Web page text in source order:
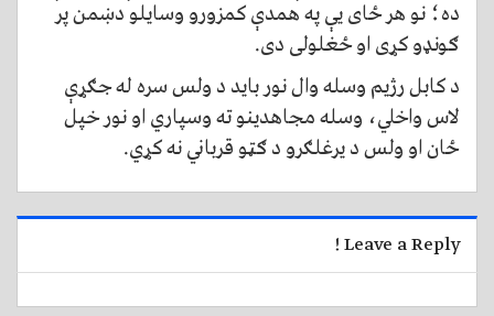
ده؛ نو هر ځای یې په همدې کمزورو وسایلو دښمن پر
ګونډو کړی او ځغلولی دی.
د کابل رژیم وسله وال نور باید د ولس سره له جګړې
لاس واخلي، وسله مجاهدینو ته وسپاري او نور خپل
ځان او ولس د یرغلګرو د ګټو قرباني نه کړي.
Leave a Reply !